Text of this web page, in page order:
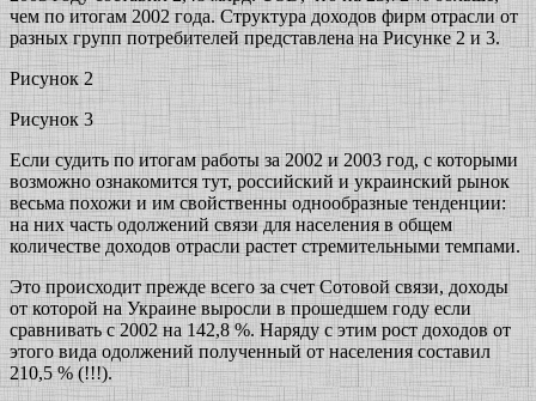
чем по итогам 2002 года. Структура доходов фирм отрасли от
разных групп потребителей представлена на Рисунке 2 и 3.
Рисунок 2
Рисунок 3
Если судить по итогам работы за 2002 и 2003 год, с которыми
возможно ознакомится тут, российский и украинский рынок
весьма похожи и им свойственны однообразные тенденции:
на них часть одолжений связи для населения в общем
количестве доходов отрасли растет стремительными темпами.
Это происходит прежде всего за счет Сотовой связи, доходы
от которой на Украине выросли в прошедшем году если
сравнивать с 2002 на 142,8 %. Наряду с этим рост доходов от
этого вида одолжений полученный от населения составил
210,5 % (!!!).